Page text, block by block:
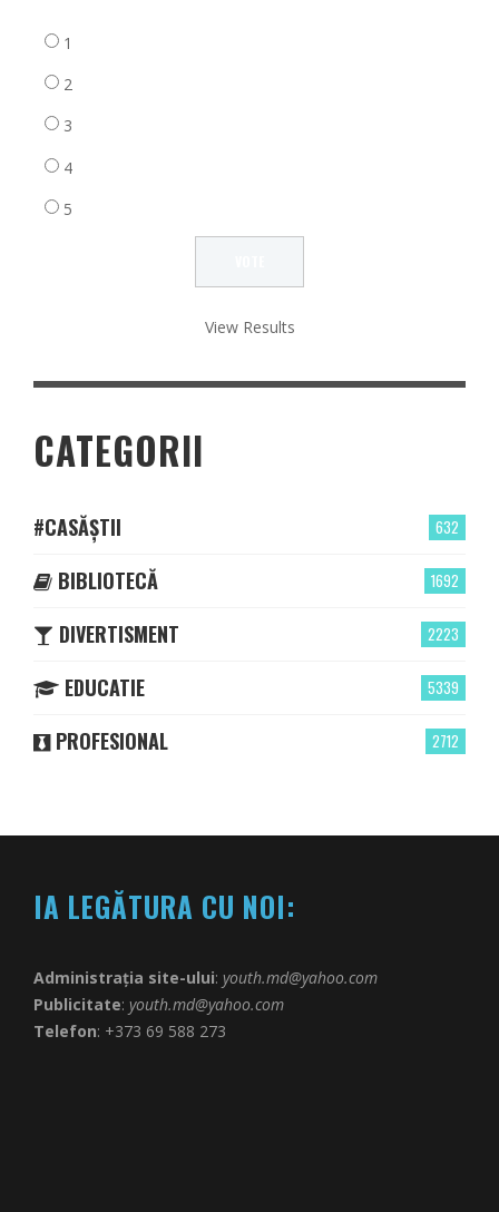
1
2
3
4
5
View Results
CATEGORII
632
#CASĂȘTII
1692
BIBLIOTECĂ
2223
DIVERTISMENT
5339
EDUCATIE
2712
PROFESIONAL
IA LEGĂTURA CU NOI:
Administrația site-ului: youth.md@yahoo.com
Publicitate: youth.md@yahoo.com
Telefon: +373 69 588 273